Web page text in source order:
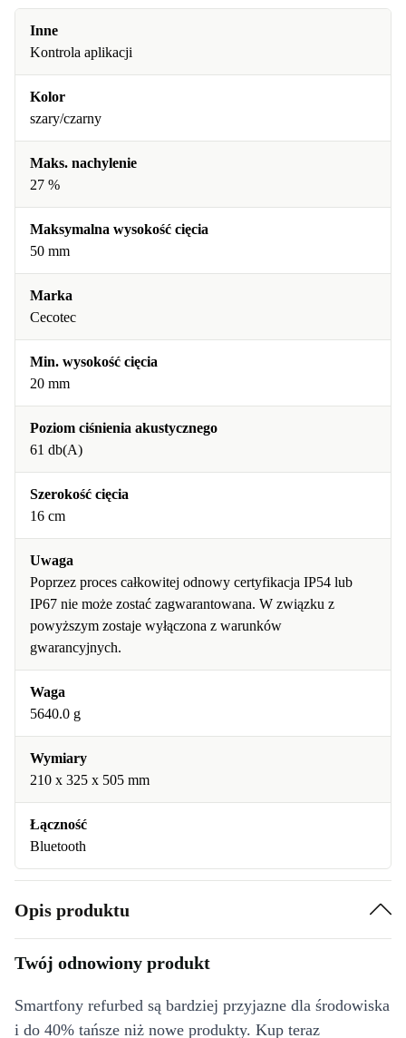
Inne
Kontrola aplikacji
Kolor
szary/czarny
Maks. nachylenie
27 %
Maksymalna wysokość cięcia
50 mm
Marka
Cecotec
Min. wysokość cięcia
20 mm
Poziom ciśnienia akustycznego
61 db(A)
Szerokość cięcia
16 cm
Uwaga
Poprzez proces całkowitej odnowy certyfikacja IP54 lub
IP67 nie może zostać zagwarantowana. W związku z
powyższym zostaje wyłączona z warunków
gwarancyjnych.
Waga
5640.0 g
Wymiary
210 x 325 x 505 mm
Łączność
Bluetooth
Opis produktu
Twój odnowiony produkt
Smartfony refurbed są bardziej przyjazne dla środowiska
i do 40% tańsze niż nowe produkty. Kup teraz